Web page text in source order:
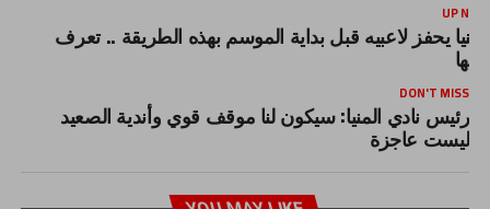
UP
يحفز لاعبيه قبل بداية الموسم بهذه الطريقة .. تعرف
DON'T MISS
رئيس نادي المنيا: سيكون لنا موقف قوي وأندية الصعيد
ليست عاجزة